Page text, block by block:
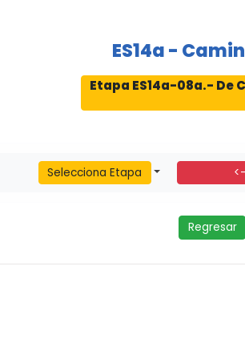
ES14a -
Etapa ES14a-08a.- De
Selecciona Etapa
Regresar